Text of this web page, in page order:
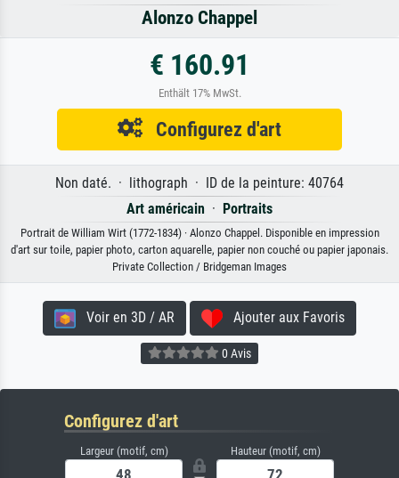
Alonzo Chappel
€ 160.91
Enthält 17% MwSt.
Configurez d'art
Non daté. · lithograph · ID de la peinture: 40764
Art américain · Portraits
Portrait de William Wirt (1772-1834) · Alonzo Chappel. Disponible en impression
d'art sur toile, papier photo, carton aquarelle, papier non couché ou papier japonais.
Private Collection / Bridgeman Images
Voir en 3D / AR Ajouter aux Favoris
0 Avis
Configurez d'art
Largeur (motif, cm) Hauteur (motif, cm)